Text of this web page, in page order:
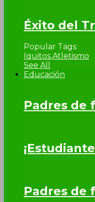
Éxito del
Popular Tags:
Iquitos,Atletismo
See All
Educación
Padres de
Padres de